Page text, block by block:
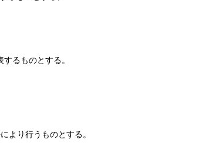
るものとする。
より行うものとする。